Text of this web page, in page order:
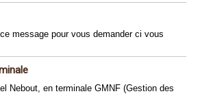
message pour vous demander ci vous
Nebout, en terminale GMNF (Gestion des